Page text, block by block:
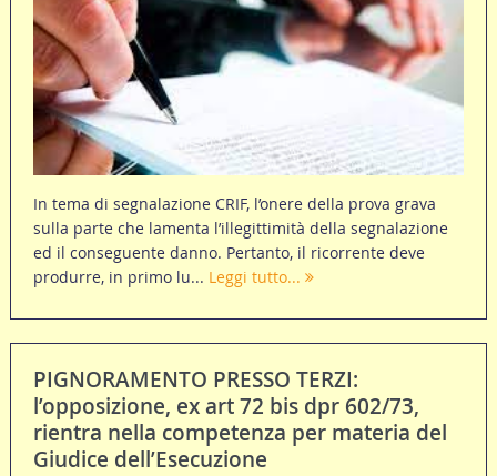
In tema di segnalazione CRIF, l’onere della prova grava
sulla parte che lamenta l’illegittimità della segnalazione
ed il conseguente danno. Pertanto, il ricorrente deve
produrre, in primo lu... Leggi tutto...
PIGNORAMENTO PRESSO TERZI:
l’opposizione, ex art 72 bis dpr 602/73,
rientra nella competenza per materia del
Giudice dell’Esecuzione